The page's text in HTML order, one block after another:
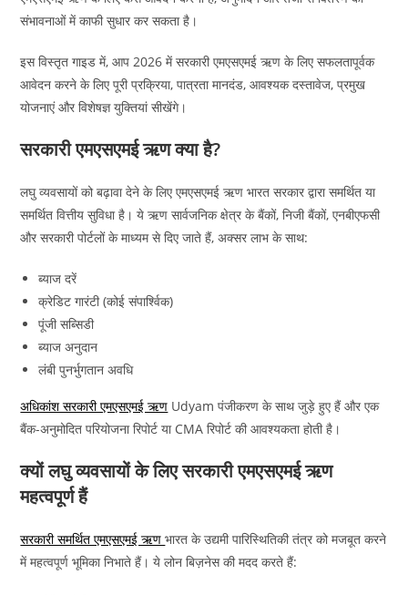
संभावनाओं में काफी सुधार कर सकता है।
इस विस्तृत गाइड में, आप 2026 में सरकारी एमएसएमई ऋण के लिए सफलतापूर्वक
आवेदन करने के लिए पूरी प्रक्रिया, पात्रता मानदंड, आवश्यक दस्तावेज, प्रमुख
योजनाएं और विशेषज्ञ युक्तियां सीखेंगे।
सरकारी एमएसएमई ऋण क्या है?
लघु व्यवसायों को बढ़ावा देने के लिए एमएसएमई ऋण भारत सरकार द्वारा समर्थित या
समर्थित वित्तीय सुविधा है। ये ऋण सार्वजनिक क्षेत्र के बैंकों, निजी बैंकों, एनबीएफसी
और सरकारी पोर्टलों के माध्यम से दिए जाते हैं, अक्सर लाभ के साथ:
ब्याज दरें
क्रेडिट गारंटी (कोई संपार्श्विक)
पूंजी सब्सिडी
ब्याज अनुदान
लंबी पुनर्भुगतान अवधि
अधिकांश सरकारी एमएसएमई ऋण Udyam पंजीकरण के साथ जुड़े हुए हैं और एक
बैंक-अनुमोदित परियोजना रिपोर्ट या CMA रिपोर्ट की आवश्यकता होती है।
क्यों लघु व्यवसायों के लिए सरकारी एमएसएमई ऋण
महत्वपूर्ण हैं
सरकारी समर्थित एमएसएमई ऋणभारत के उद्यमी पारिस्थितिकी तंत्र को मजबूत करने
में महत्वपूर्ण भूमिका निभाते हैं। ये लोन बिज़नेस की मदद करते हैं: